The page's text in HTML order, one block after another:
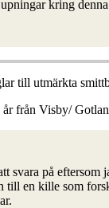
kring
till utmärkta
från Visby/
svara på
till en kille som